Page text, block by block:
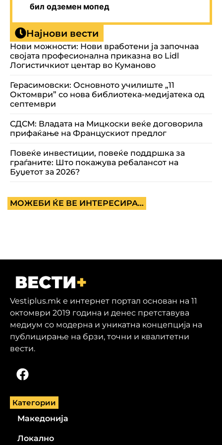
бил одземен мопед
Најнови вести
Нови можности: Нови вработени ја започнаа
својата професионална приказна во Lidl
Логистичкиот центар во Куманово
Герасимовски: Основното училиште „11
Октомври” со нова библиотека-медијатека од
септември
СДСМ: Владата на Мицкоски веќе договорила
прифаќање на Францускиот предлог
Повеќе инвестиции, повеќе поддршка за
граѓаните: Што покажува ребалансот на
Буџетот за 2026?
МОЖЕБИ ЌЕ ВЕ ИНТЕРЕСИРА...
Vestiplus.mk е интернет портал основан на 11
октомври 2019 година и денес претставува
медиум со модерна и уникатна концепција на
публицирање на брзи, точни и квалитетни
вести.
Категории
Македонија
Локално